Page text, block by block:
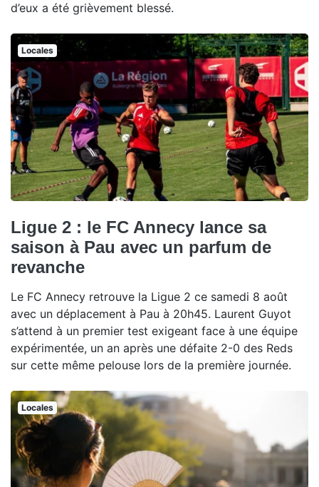
d’eux a été grièvement blessé.
Locales
Ligue 2 : le FC Annecy lance sa
saison à Pau avec un parfum de
revanche
Le FC Annecy retrouve la Ligue 2 ce samedi 8 août
avec un déplacement à Pau à 20h45. Laurent Guyot
s’attend à un premier test exigeant face à une équipe
expérimentée, un an après une défaite 2-0 des Reds
sur cette même pelouse lors de la première journée.
Locales